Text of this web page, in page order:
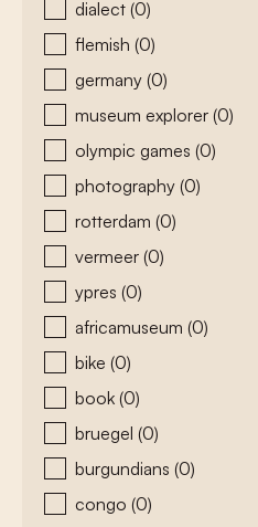
dialect (0)
flemish (0)
germany (0)
museum explorer (0)
olympic games (0)
photography (0)
rotterdam (0)
vermeer (0)
ypres (0)
africamuseum (0)
bike (0)
book (0)
bruegel (0)
burgundians (0)
congo (0)